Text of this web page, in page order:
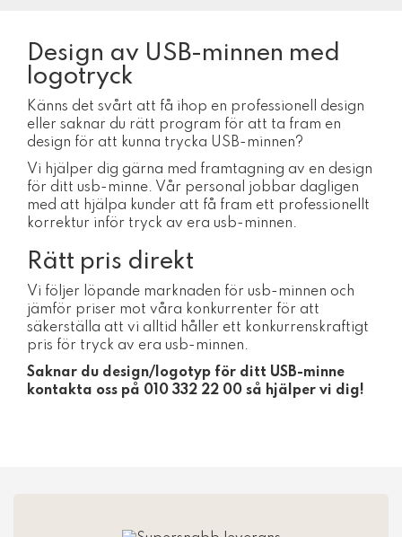
Design av USB-minnen med
logotryck
Känns det svårt att få ihop en professionell design
eller saknar du rätt program för att ta fram en
design för att kunna trycka USB-minnen?
Vi hjälper dig gärna med framtagning av en design
för ditt usb-minne. Vår personal jobbar dagligen
med att hjälpa kunder att få fram ett professionellt
korrektur inför tryck av era usb-minnen.
Rätt pris direkt
Vi följer löpande marknaden för usb-minnen och
jämför priser mot våra konkurrenter för att
säkerställa att vi alltid håller ett konkurrenskraftigt
pris för tryck av era usb-minnen.
Saknar du design/logotyp för ditt USB-minne
kontakta oss på 010 332 22 00 så hjälper vi dig!